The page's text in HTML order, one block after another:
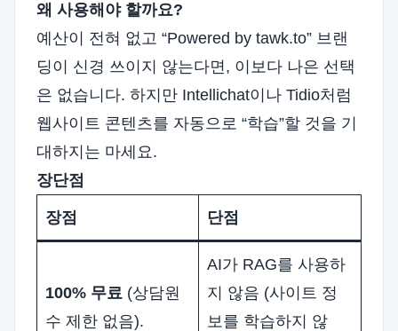
왜 사용해야 할까요?
예산이 전혀 없고 “Powered by tawk.to” 브랜
딩이 신경 쓰이지 않는다면, 이보다 나은 선택
은 없습니다. 하지만 Intellichat이나 Tidio처럼
웹사이트 콘텐츠를 자동으로 “학습”할 것을 기
대하지는 마세요.
장단점
장점 단점
100% 무료 (상담원
수 제한 없음).
AI가 RAG를 사용하
지 않음 (사이트 정
보를 학습하지 않